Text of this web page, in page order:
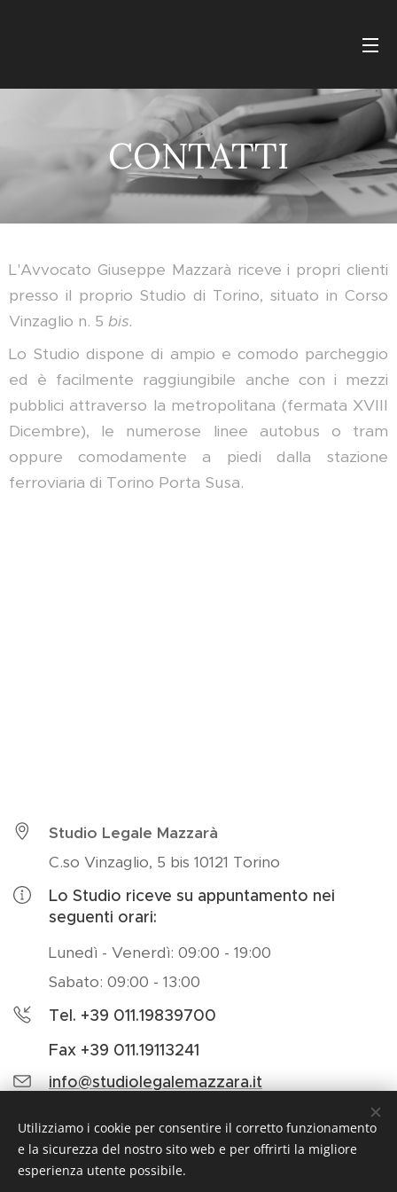
CONTATTI
L'Avvocato Giuseppe Mazzarà riceve i propri clienti
presso il proprio Studio di Torino, situato in Corso
Vinzaglio n. 5 bis.
Lo Studio dispone di ampio e comodo parcheggio
ed è facilmente raggiungibile anche con i mezzi
pubblici attraverso la metropolitana (fermata XVIII
Dicembre), le numerose linee autobus o tram
oppure comodamente a piedi dalla stazione
ferroviaria di Torino Porta Susa.
Studio Legale Mazzarà
C.so Vinzaglio, 5 bis 10121 Torino
Lo Studio riceve su appuntamento nei
seguenti orari:
Lunedì - Venerdì: 09:00 - 19:00
Sabato: 09:00 - 13:00
Tel. +39 011.19839700
Fax +39 011.19113241
info@studiolegalemazzara.it
Studio Legale Avv. Giuseppe Mazzarà, C.so Vinzaglio, 5 bis
Utilizziamo i cookie per consentire il corretto funzionamento
e la sicurezza del nostro sito web e per offrirti la migliore
esperienza utente possibile.